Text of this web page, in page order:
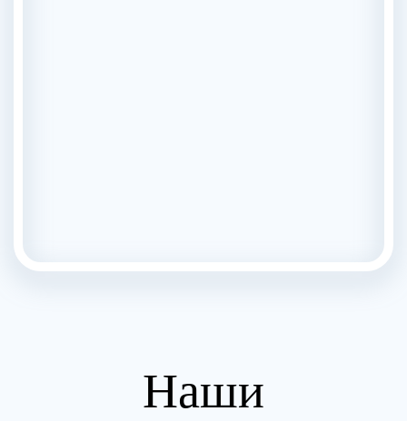
Лечение от героиновой зависимости — цена лечения
Наши